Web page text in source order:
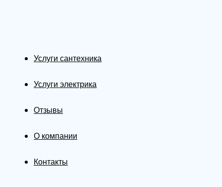
Услуги сантехника
Услуги электрика
Отзывы
О компании
Контакты